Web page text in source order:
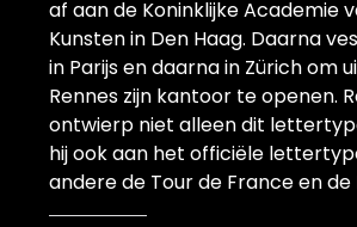
af aan de Koninklijke Academie
Kunsten in Den Haag. Daarna
in Parijs en daarna in Zürich om
Rennes zijn kantoor te openen.
ontwierp niet alleen dit
hij ook aan het officiële
andere de Tour de France en de